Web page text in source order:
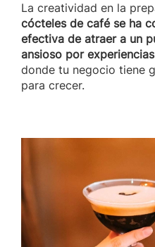
La creatividad en la
cócteles de café se ha
efectiva de atraer a un
ansioso por
donde tu negocio tiene
para crecer.